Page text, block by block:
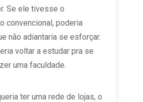
Se ele tivesse o
convencional, poderia
não adiantaria se esforçar.
voltar a estudar pra se
uma faculdade.
ter uma rede de lojas, o